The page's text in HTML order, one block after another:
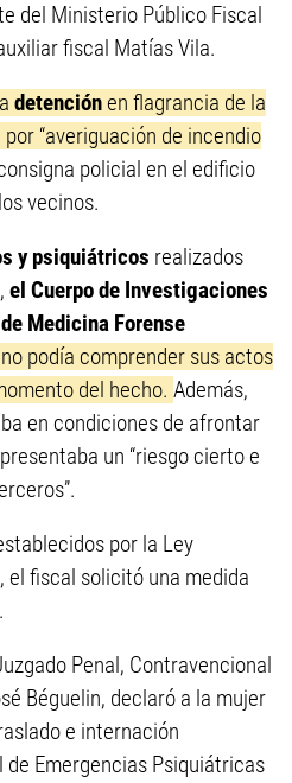
del Ministerio Público Fiscal
fiscal Matías Vila.
detenciónen flagrancia de la
“averiguación de incendio
policial en el edificio
vecinos.
y psiquiátricos realizados
el Cuerpo de Investigaciones
Medicina Forense
podía comprender sus actos
del hecho. Además,
en condiciones de afrontar
un “riesgo cierto e
por la Ley
el fiscal solicitó una medida
Penal, Contravencional
Béguelin, declaró a la mujer
e internación
Emergencias Psiquiátricas